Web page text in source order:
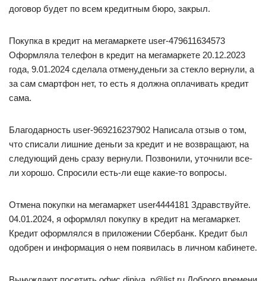
договор будет по всем кредитным бюро, закрыл.
Покупка в кредит на мегамаркете user-479611634573
Оформляла телефон в кредит на мегамаркете 20.12.2023
года, 9.01.2024 сделала отмену,деньги за стекло вернули, а
за сам смартфон нет, то есть я должна оплачивать кредит
сама.
Благодарность user-969216237902 Написала отзыв о том,
что списали лишние деньги за кредит и не возвращают, на
следующий день сразу вернули. Позвонили, уточнили все-
ли хорошо. Спросили есть-ли еще какие-то вопросы.
Отмена покупки на мегамаркет user4444181 Здравствуйте.
04.01.2024, я оформлял покупку в кредит на мегамаркет.
Кредит оформлялся в приложении Сбербанк. Кредит был
одобрен и информация о нем появилась в личном кабинете.